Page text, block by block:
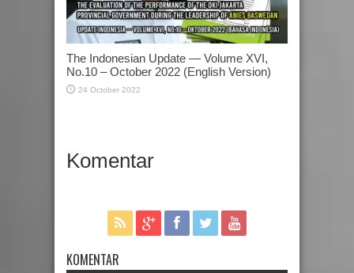
The Indonesian Update — Volume XVI,
No.10 – October 2022 (English Version)
24 October 2022
Komentar
KOMENTAR